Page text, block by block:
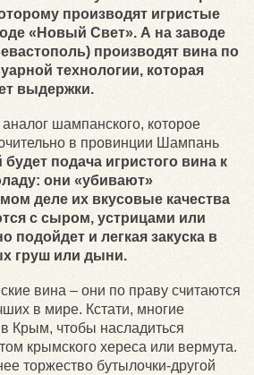
производят игристые
«Новый Свет». А на заводе
производят вина по
технологии, которая
выдержки.
шампанского, которое
в провинции Шампань
подача игристого вина к
они «убивают»
деле их вкусовые качества
с сыром, устрицами или
подойдет и легкая закуска в
груш или дыни.
вина – они по праву считаются
в мире. Кстати, многие
Крым, чтобы насладиться
крымского хереса или вермута.
торжество бутылочки-другой